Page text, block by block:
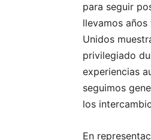
para seguir
llevamos
Unidos
privilegiado
experiencias
seguimos
los
En